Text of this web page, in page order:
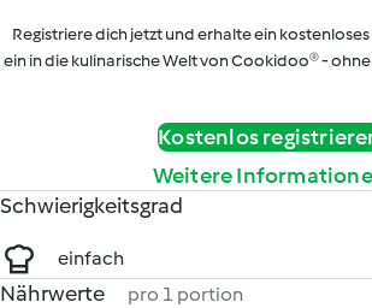
Registriere dich jetzt und erhalte ein
ein in die kulinarische Welt von Cookidoo® -
Kostenlos
Weitere
Schwierigkeitsgrad
einfach
Nährwerte pro 1 portion